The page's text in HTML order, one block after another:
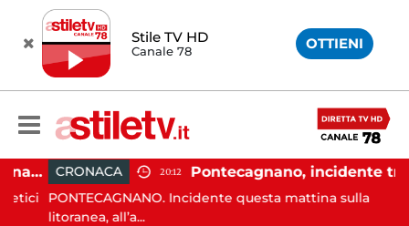
Stile TV HD
Canale 78 OTTIENI
Carburanti, la guardia di finanza rafforza i controlli: sequestri e denunce anche a Napoli CRONACA 20:12 Pontecagnano, incidente tra due auto: 4 feriti
PONTECAGNANO. Incidente questa mattina sulla
litoranea, all’a...